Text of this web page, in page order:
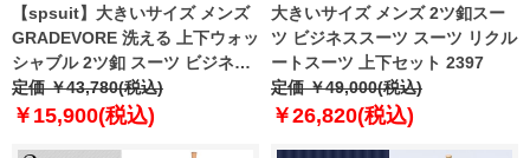
【spsuit】大きいサイズ メンズ
GRADEVORE 洗える 上下ウォッ
シャブル 2ツ釦 スーツ ビジネス
スーツ リクルートスーツ
31600720
定価 ￥43,780(税込)
￥15,900(税込)
大きいサイズ メンズ 2ツ釦スー
ツ ビジネススーツ スーツ リクル
ートスーツ 上下セット 2397
定価 ￥49,000(税込)
￥26,820(税込)